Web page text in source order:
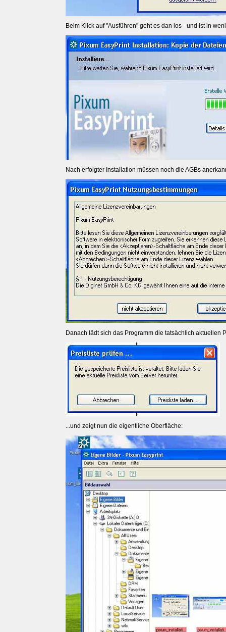
Beim Klick auf "Ausführen" geht es dan los - und ist in
Nach erfolgter Installation müssen noch die AGBs
Danach lädt sich das Programm die tatsächlich aktuellen
...und zeigt nun die eigentliche Oberfläche: